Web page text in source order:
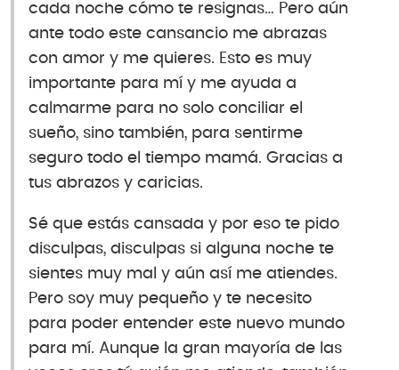
cada noche cómo te resignas… Pero aún
ante todo este cansancio me abrazas
con amor y me quieres. Esto es muy
importante para mí y me ayuda a
calmarme para no solo conciliar el
sueño, sino también, para sentirme
seguro todo el tiempo mamá. Gracias a
tus abrazos y caricias.
Sé que estás cansada y por eso te pido
disculpas, disculpas si alguna noche te
sientes muy mal y aún así me atiendes.
Pero soy muy pequeño y te necesito
para poder entender este nuevo mundo
para mí. Aunque la gran mayoría de las